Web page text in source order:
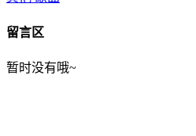
留言区
暂时没有哦~